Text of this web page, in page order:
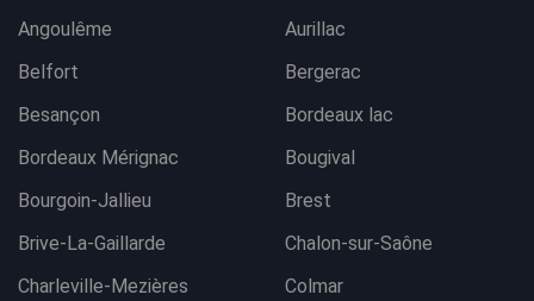
Angoulême
Aurillac
Belfort
Bergerac
Besançon
Bordeaux lac
Bordeaux Mérignac
Bougival
Bourgoin-Jallieu
Brest
Brive-La-Gaillarde
Chalon-sur-Saône
Charleville-Mezières
Colmar